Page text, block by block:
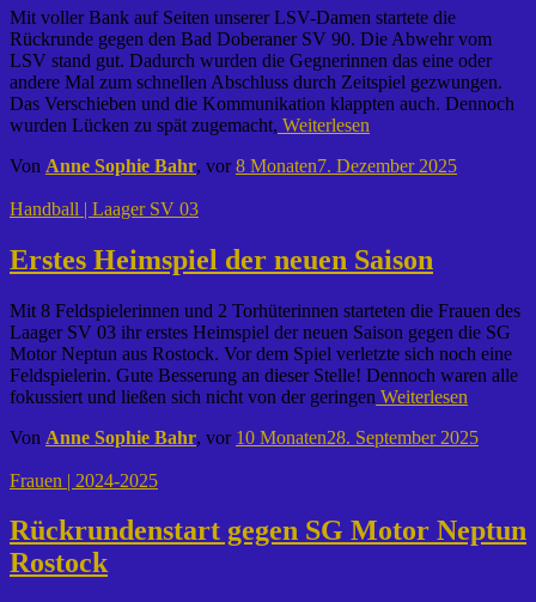
Mit voller Bank auf Seiten unserer LSV-Damen startete die
Rückrunde gegen den Bad Doberaner SV 90. Die Abwehr vom
LSV stand gut. Dadurch wurden die Gegnerinnen das eine oder
andere Mal zum schnellen Abschluss durch Zeitspiel gezwungen.
Das Verschieben und die Kommunikation klappten auch. Dennoch
wurden Lücken zu spät zugemacht, Weiterlesen
Von Anne Sophie Bahr, vor8 Monaten7. Dezember 2025
Handball | Laager SV 03
Erstes Heimspiel der neuen Saison
Mit 8 Feldspielerinnen und 2 Torhüterinnen starteten die Frauen des
Laager SV 03 ihr erstes Heimspiel der neuen Saison gegen die SG
Motor Neptun aus Rostock. Vor dem Spiel verletzte sich noch eine
Feldspielerin. Gute Besserung an dieser Stelle! Dennoch waren alle
fokussiert und ließen sich nicht von der geringen Weiterlesen
Von Anne Sophie Bahr, vor 10 Monaten28. September 2025
Frauen | 2024-2025
Rückrundenstart gegen SG Motor Neptun
Rostock